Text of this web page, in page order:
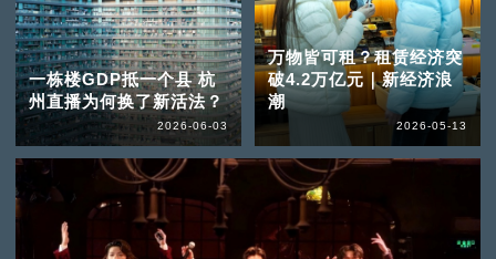
一栋楼GDP抵一个县 杭
州直播为何换了新活法？
2026-06-03
万物皆可租？租赁经济突
破4.2万亿元｜新经济浪
潮
2026-05-13